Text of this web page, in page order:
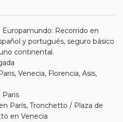
Europamundo: Recorrido en
y portugués, seguro básico
continental.
Venecia, Florencia, Asis,
Paris
París, Tronchetto / Plaza de
en Venecia